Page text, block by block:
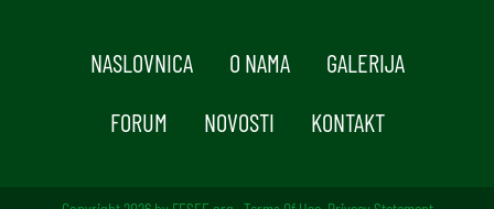
NASLOVNICA O NAMA GALERIJA
FORUM NOVOSTI KONTAKT